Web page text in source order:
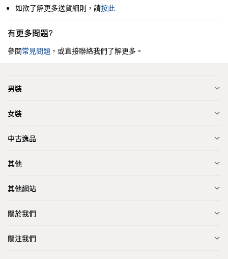
如欲了解更多送貨細則，請按此
有更多問題?
參閱常見問題 ，或直接聯絡我們了解更多。
男裝
女裝
中古逸品
其他
其他網站
關於我們
關注我們